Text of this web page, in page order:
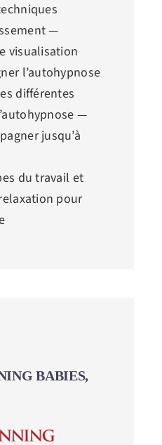
—
visualisation
l’autohypnose
différentes
—
jusqu’à
du travail et
pour
BABIES,